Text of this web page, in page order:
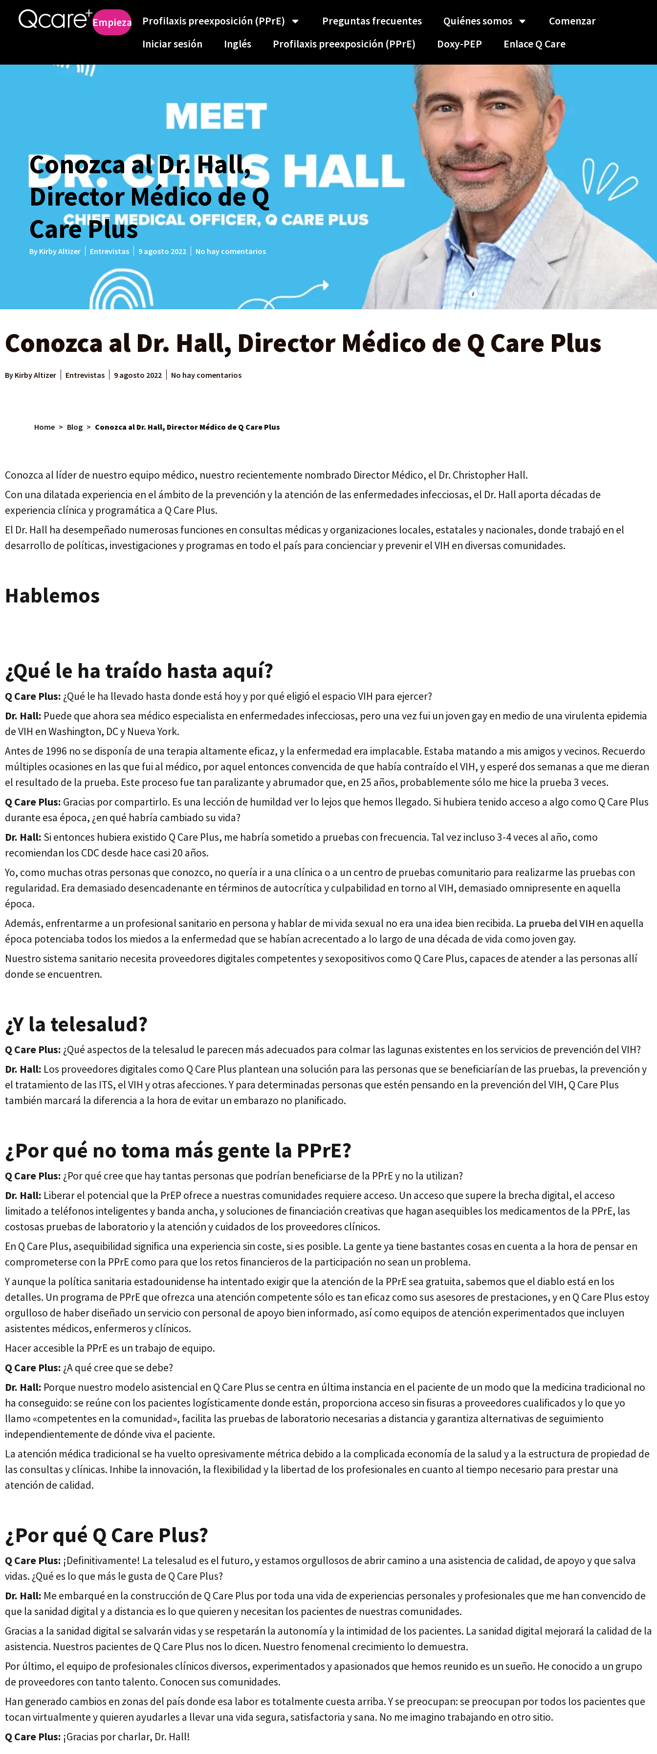
Empieza Profilaxis preexposición (PPrE) Preguntas frecuentes Quiénes somos
Comenzar
Iniciar sesión
Inglés Profilaxis preexposición (PPrE) Doxy-PEP Enlace Q Care
Conozca al Dr. Hall,
Director Médico de Q
Care Plus
By Kirby Altizer Entrevistas 9 agosto 2022 No hay comentarios
Conozca al Dr. Hall, Director Médico de Q Care Plus
By Kirby Altizer Entrevistas 9 agosto 2022 No hay comentarios
Home > Blog > Conozca al Dr. Hall, Director Médico de Q Care Plus
Conozca al líder de nuestro equipo médico, nuestro recientemente nombrado Director Médico, el Dr. Christopher Hall.
Con una dilatada experiencia en el ámbito de la prevención y la atención de las enfermedades infecciosas, el Dr. Hall aporta décadas de
experiencia clínica y programática a Q Care Plus.
El Dr. Hall ha desempeñado numerosas funciones en consultas médicas y organizaciones locales, estatales y nacionales, donde trabajó en el
desarrollo de políticas, investigaciones y programas en todo el país para concienciar y prevenir el VIH en diversas comunidades.
Hablemos
¿Qué le ha traído hasta aquí?
Q Care Plus: ¿Qué le ha llevado hasta donde está hoy y por qué eligió el espacio VIH para ejercer?
Dr. Hall: Puede que ahora sea médico especialista en enfermedades infecciosas, pero una vez fui un joven gay en medio de una virulenta epidemia
de VIH en Washington, DC y Nueva York.
Antes de 1996 no se disponía de una terapia altamente eficaz, y la enfermedad era implacable. Estaba matando a mis amigos y vecinos. Recuerdo
múltiples ocasiones en las que fui al médico, por aquel entonces convencida de que había contraído el VIH, y esperé dos semanas a que me dieran
el resultado de la prueba. Este proceso fue tan paralizante y abrumador que, en 25 años, probablemente sólo me hice la prueba 3 veces.
Q Care Plus: Gracias por compartirlo. Es una lección de humildad ver lo lejos que hemos llegado. Si hubiera tenido acceso a algo como Q Care Plus
durante esa época, ¿en qué habría cambiado su vida?
Dr. Hall: Si entonces hubiera existido Q Care Plus, me habría sometido a pruebas con frecuencia. Tal vez incluso 3-4 veces al año, como
recomiendan los CDC desde hace casi 20 años.
Yo, como muchas otras personas que conozco, no quería ir a una clínica o a un centro de pruebas comunitario para realizarme las pruebas con
regularidad. Era demasiado desencadenante en términos de autocrítica y culpabilidad en torno al VIH, demasiado omnipresente en aquella
época.
Además, enfrentarme a un profesional sanitario en persona y hablar de mi vida sexual no era una idea bien recibida. La prueba del VIH en aquella
época potenciaba todos los miedos a la enfermedad que se habían acrecentado a lo largo de una década de vida como joven gay.
Nuestro sistema sanitario necesita proveedores digitales competentes y sexopositivos como Q Care Plus, capaces de atender a las personas allí
donde se encuentren.
¿Y la telesalud?
Q Care Plus: ¿Qué aspectos de la telesalud le parecen más adecuados para colmar las lagunas existentes en los servicios de prevención del VIH?
Dr. Hall: Los proveedores digitales como Q Care Plus plantean una solución para las personas que se beneficiarían de las pruebas, la prevención y
el tratamiento de las ITS, el VIH y otras afecciones. Y para determinadas personas que estén pensando en la prevención del VIH, Q Care Plus
también marcará la diferencia a la hora de evitar un embarazo no planificado.
¿Por qué no toma más gente la PPrE?
Q Care Plus: ¿Por qué cree que hay tantas personas que podrían beneficiarse de la PPrE y no la utilizan?
Dr. Hall: Liberar el potencial que la PrEP ofrece a nuestras comunidades requiere acceso. Un acceso que supere la brecha digital, el acceso
limitado a teléfonos inteligentes y banda ancha, y soluciones de financiación creativas que hagan asequibles los medicamentos de la PPrE, las
costosas pruebas de laboratorio y la atención y cuidados de los proveedores clínicos.
En Q Care Plus, asequibilidad significa una experiencia sin coste, si es posible. La gente ya tiene bastantes cosas en cuenta a la hora de pensar en
comprometerse con la PPrE como para que los retos financieros de la participación no sean un problema.
Y aunque la política sanitaria estadounidense ha intentado exigir que la atención de la PPrE sea gratuita, sabemos que el diablo está en los
detalles. Un programa de PPrE que ofrezca una atención competente sólo es tan eficaz como sus asesores de prestaciones, y en Q Care Plus estoy
orgulloso de haber diseñado un servicio con personal de apoyo bien informado, así como equipos de atención experimentados que incluyen
asistentes médicos, enfermeros y clínicos.
Hacer accesible la PPrE es un trabajo de equipo.
Q Care Plus: ¿A qué cree que se debe?
Dr. Hall: Porque nuestro modelo asistencial en Q Care Plus se centra en última instancia en el paciente de un modo que la medicina tradicional no
ha conseguido: se reúne con los pacientes logísticamente donde están, proporciona acceso sin fisuras a proveedores cualificados y lo que yo
llamo «competentes en la comunidad», facilita las pruebas de laboratorio necesarias a distancia y garantiza alternativas de seguimiento
independientemente de dónde viva el paciente.
La atención médica tradicional se ha vuelto opresivamente métrica debido a la complicada economía de la salud y a la estructura de propiedad de
las consultas y clínicas. Inhibe la innovación, la flexibilidad y la libertad de los profesionales en cuanto al tiempo necesario para prestar una
atención de calidad.
¿Por qué Q Care Plus?
Q Care Plus: ¡Definitivamente! La telesalud es el futuro, y estamos orgullosos de abrir camino a una asistencia de calidad, de apoyo y que salva
vidas. ¿Qué es lo que más le gusta de Q Care Plus?
Dr. Hall: Me embarqué en la construcción de Q Care Plus por toda una vida de experiencias personales y profesionales que me han convencido de
que la sanidad digital y a distancia es lo que quieren y necesitan los pacientes de nuestras comunidades.
Gracias a la sanidad digital se salvarán vidas y se respetarán la autonomía y la intimidad de los pacientes. La sanidad digital mejorará la calidad de la
asistencia. Nuestros pacientes de Q Care Plus nos lo dicen. Nuestro fenomenal crecimiento lo demuestra.
Por último, el equipo de profesionales clínicos diversos, experimentados y apasionados que hemos reunido es un sueño. He conocido a un grupo
de proveedores con tanto talento. Conocen sus comunidades.
Han generado cambios en zonas del país donde esa labor es totalmente cuesta arriba. Y se preocupan: se preocupan por todos los pacientes que
tocan virtualmente y quieren ayudarles a llevar una vida segura, satisfactoria y sana. No me imagino trabajando en otro sitio.
Q Care Plus: ¡Gracias por charlar, Dr. Hall!